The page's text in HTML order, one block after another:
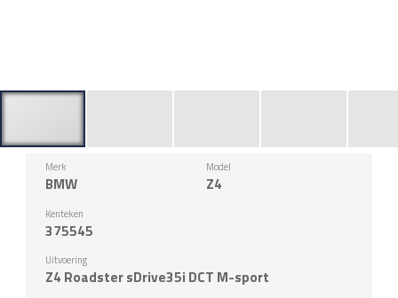
Merk
BMW
Model
Z4
Kenteken
375545
Uitvoering
Z4 Roadster sDrive35i DCT M-sport